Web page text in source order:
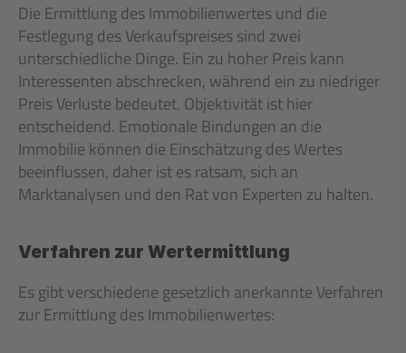
Die Ermittlung des Immobilienwertes und die
Festlegung des Verkaufspreises sind zwei
unterschiedliche Dinge. Ein zu hoher Preis kann
Interessenten abschrecken, während ein zu niedriger
Preis Verluste bedeutet. Objektivität ist hier
entscheidend. Emotionale Bindungen an die
Immobilie können die Einschätzung des Wertes
beeinflussen, daher ist es ratsam, sich an
Marktanalysen und den Rat von Experten zu halten.
Verfahren zur Wertermittlung
Es gibt verschiedene gesetzlich anerkannte Verfahren
zur Ermittlung des Immobilienwertes: